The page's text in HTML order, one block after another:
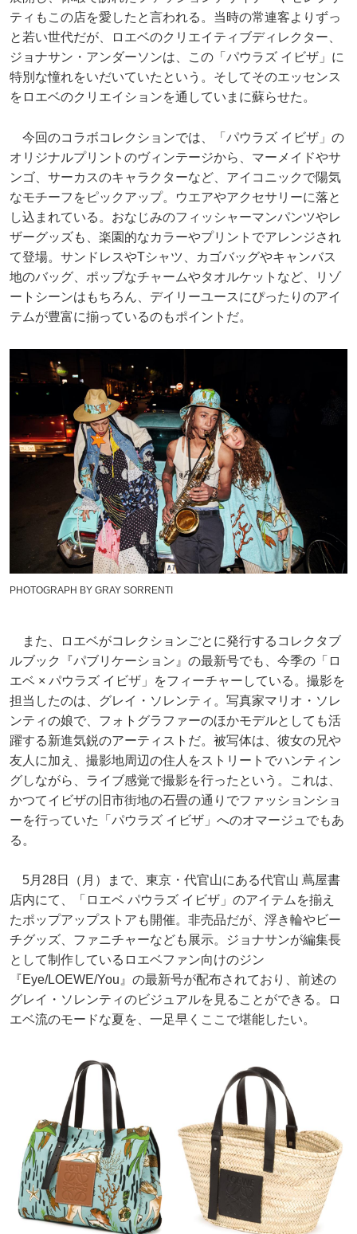
ティもこの店を愛したと言われる。当時の常連客よりずっ
と若い世代だが、ロエベのクリエイティブディレクター、
ジョナサン・アンダーソンは、この「パウラズ イビザ」に
特別な憧れをいだいていたという。そしてそのエッセンス
をロエベのクリエイションを通していまに蘇らせた。
今回のコラボコレクションでは、「パウラズ イビザ」の
オリジナルプリントのヴィンテージから、マーメイドやサ
ンゴ、サーカスのキャラクターなど、アイコニックで陽気
なモチーフをピックアップ。ウエアやアクセサリーに落と
し込まれている。おなじみのフィッシャーマンパンツやレ
ザーグッズも、楽園的なカラーやプリントでアレンジされ
て登場。サンドレスやTシャツ、カゴバッグやキャンバス
地のバッグ、ポップなチャームやタオルケットなど、リゾ
ートシーンはもちろん、デイリーユースにぴったりのアイ
テムが豊富に揃っているのもポイントだ。
PHOTOGRAPH BY GRAY SORRENTI
また、ロエベがコレクションごとに発行するコレクタブ
ルブック『パブリケーション』の最新号でも、今季の「ロ
エベ × パウラズ イビザ」をフィーチャーしている。撮影を
担当したのは、グレイ・ソレンティ。写真家マリオ・ソレ
ンティの娘で、フォトグラファーのほかモデルとしても活
躍する新進気鋭のアーティストだ。被写体は、彼女の兄や
友人に加え、撮影地周辺の住人をストリートでハンティン
グしながら、ライブ感覚で撮影を行ったという。これは、
かつてイビザの旧市街地の石畳の通りでファッションショ
ーを行っていた「パウラズ イビザ」へのオマージュでもあ
る。
5月28日（月）まで、東京・代官山にある代官山 蔦屋書
店内にて、「ロエベ パウラズ イビザ」のアイテムを揃え
たポップアップストアも開催。非売品だが、浮き輪やビー
チグッズ、ファニチャーなども展示。ジョナサンが編集長
として制作しているロエベファン向けのジン
『Eye/LOEWE/You』の最新号が配布されており、前述の
グレイ・ソレンティのビジュアルを見ることができる。ロ
エベ流のモードな夏を、一足早くここで堪能したい。